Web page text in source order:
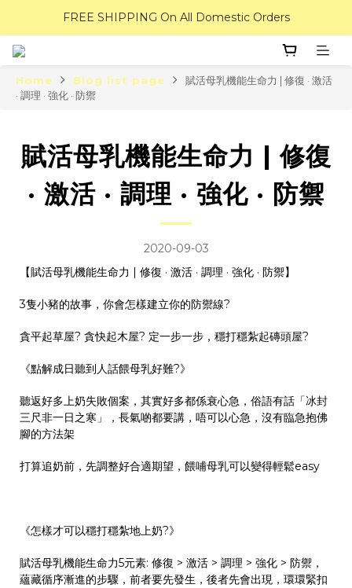
FREE SHIPPING On All Domestic Orders
Home Blog list page
賦活母乳機能生命力 | 修復 · 激活
· 調理 · 強化 · 防禦
賦活母乳機能生命力 | 修復
· 激活 · 調理 · 強化 · 防禦
2020-09-03
【賦活母乳機能生命力 | 修復 · 激活 · 調理 · 強化 · 防禦】
3隻小豬的故事，你會怎樣建立你的防禦線?
貪平起草屋? 貪快起木屋? 定一步一步，穩打穩紮起磚頭屋?
《點解成日聽到人話餵母乳好難?》
聽返好多上奶失敗個案，其實好多都係衰心急，俗語有話「冰封
三尺非一日之寒」，長氣啲都要講，唔可以心急，沒有臨急抱佛
腳的方法架
打算追奶前，先調整好合適期望，餵哺母乳可以變得輕鬆easy
《怎樣才可以穩打穩紮地上奶?》
賦活母乳機能生命力5元素: 修復 > 激活 > 調理 > 強化 > 防禦，
蘊藏循序漸進的步驟，前者要先發生，後者先會出現，環環緊扣